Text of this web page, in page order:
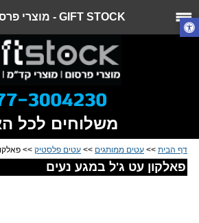
GIFT STOCK - מוצרי פרסום ומ...
משלוחים לכל
דף הבית >> עטים ממותגים >> עטים פלסטיק >>
פאלקון עט ג'ל במגע נעים